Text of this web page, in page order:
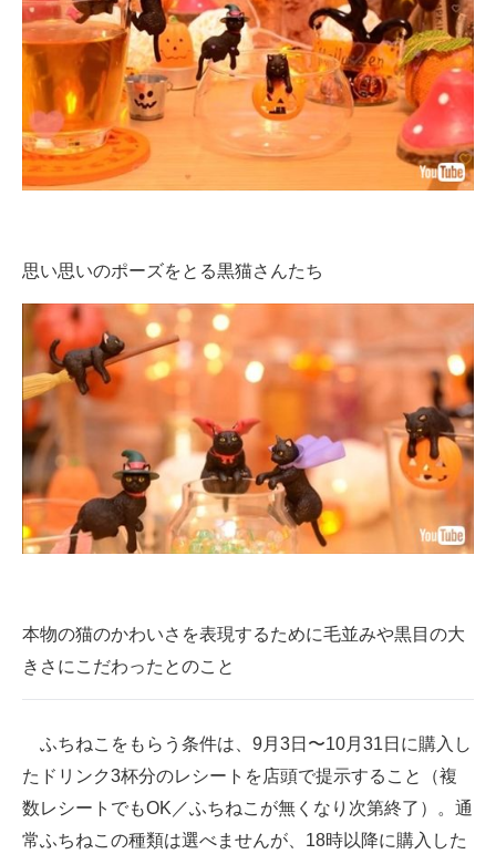
思い思いのポーズをとる黒猫さんたち
本物の猫のかわいさを表現するために毛並みや黒目の大
きさにこだわったとのこと
ふちねこをもらう条件は、9月3日〜10月31日に購入し
たドリンク3杯分のレシートを店頭で提示すること（複
数レシートでもOK／ふちねこが無くなり次第終了）。通
常ふちねこの種類は選べませんが、18時以降に購入した